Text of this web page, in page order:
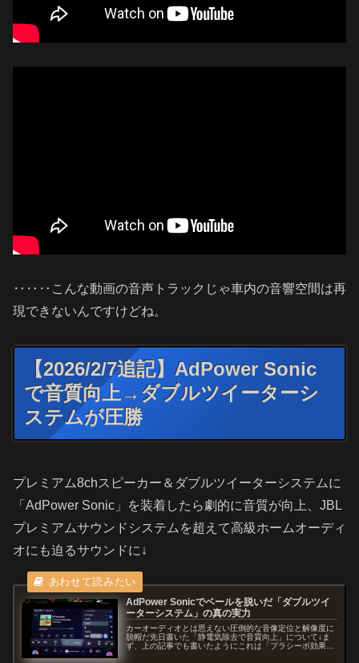
‥‥‥こんな動画の音声トラックじゃ車内の音響空間は再
現できないんですけどね。
【2026/2/7追記】AdPower Sonic
で音質向上→ダブルツイーターシ
ステムが圧勝
プレミアム8chスピーカー＆ダブルツイーターシステムに
「AdPower Sonic」を装着したら劇的に音質が向上、JBL
プレミアムサウンドシステムを超えて高級ホームオーディ
オにも迫るサウンドに↓
AdPower Sonicでベールを脱いだ「ダブルツイ
ーターシステム」の真の実力
カーオーディオとは思えない圧倒的な音像定位と解像度に
脱帽だ先日書いた「静電気除去で音質向上」について↓ま
ず、上の記事でも書いたようにこれは「プラシーボ効果」